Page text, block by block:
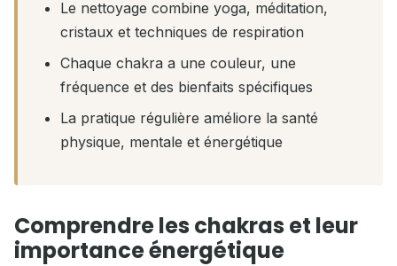
Le nettoyage combine yoga, méditation,
cristaux et techniques de respiration
Chaque chakra a une couleur, une
fréquence et des bienfaits spécifiques
La pratique régulière améliore la santé
physique, mentale et énergétique
Comprendre les chakras et leur
importance énergétique